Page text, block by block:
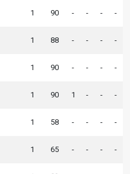
1 90 - - - -
1 88 - - - -
1 90 - - - -
1 90 1 - - -
1 58 - - - -
1 65 - - - -